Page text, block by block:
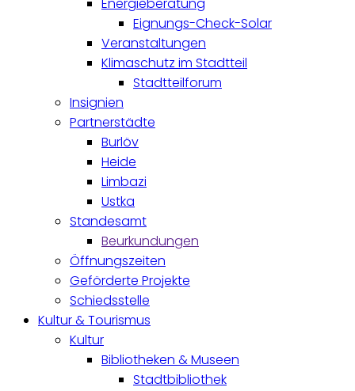
Eignungs-Check-Solar
Veranstaltungen
Klimaschutz im Stadtteil
Stadtteilforum
Insignien
Partnerstädte
Burlöv
Heide
Limbazi
Ustka
Standesamt
Beurkundungen
Öffnungszeiten
Geförderte Projekte
Schiedsstelle
Kultur & Tourismus
Kultur
Bibliotheken & Museen
Stadtbibliothek